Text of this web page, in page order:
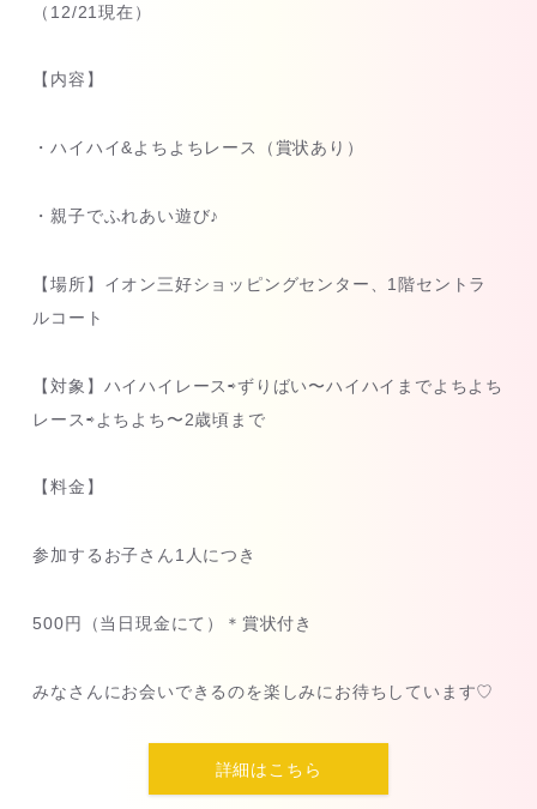
（12/21現在）
【内容】
・ハイハイ&よちよちレース（賞状あり）
・親子でふれあい遊び♪
【場所】イオン三好ショッピングセンター、1階セントラ
ルコート
【対象】ハイハイレース⇨ずりばい〜ハイハイまでよちよち
レース⇨よちよち〜2歳頃まで
【料金】
参加するお子さん1人につき
500円（当日現金にて）＊賞状付き
みなさんにお会いできるのを楽しみにお待ちしています♡
詳細はこちら